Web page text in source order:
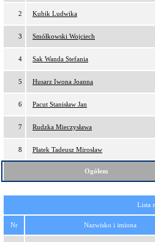
2 Kubik Ludwika
3 Smółkowski Wojciech
4 Sak Wanda Stefania
5 Husarz Iwona Joanna
6 Pacut Stanisław Jan
7 Rudzka Mieczysława
8 Płatek Tadeusz Mirosław
Ogółem
Lista
Nr Nazwisko i imiona